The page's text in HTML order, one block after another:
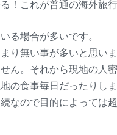
！これが普通の海外旅
る場合が多いです。
り無い事が多いと思い
ん。それから現地の人
の食事毎日だったりしま
なので目的によっては